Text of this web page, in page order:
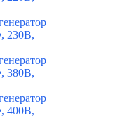
230В,
380В,
400В,